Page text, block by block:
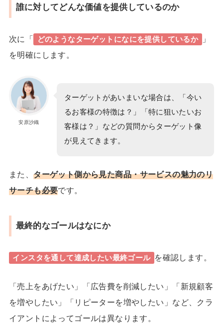
誰に対してどんな価値を提供しているのか
次に「 どのようなターゲットになにを提供しているか
」
を明確にします。
安原沙織
ターゲットがあいまいな場合は、「今い
るお客様の特徴は？」「特に狙いたいお
客様は？」などの質問からターゲット像
が見えてきます。
また、ターゲット側から見た商品・サービスの魅力のリ
サーチも必要です。
最終的なゴールはなにか
インスタを通して達成したい最終ゴール を確認します。
「売上をあげたい」「広告費を削減したい」「新規顧客
を増やしたい」「リピーターを増やしたい」など、クラ
イアントによってゴールは異なります。